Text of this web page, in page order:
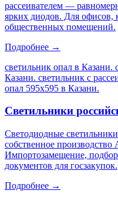
рассеивателем —
ярких диодов. Для офисов,
общественных помещений.
Подробнее →
светильник опал в Казани.
Казани. светильник с
опал 595х595 в Казани.
Светильники
Светодиодные
собственное производство
Импортозамещение,
документов для госзакупок.
Подробнее →